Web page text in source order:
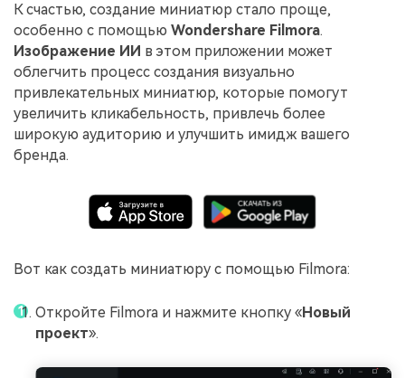
К счастью, создание миниатюр стало проще,
особенно с помощью Wondershare Filmora.
Изображение ИИ в этом приложении может
облегчить процесс создания визуально
привлекательных миниатюр, которые помогут
увеличить кликабельность, привлечь более
широкую аудиторию и улучшить имидж вашего
бренда.
Вот как создать миниатюру с помощью Filmora:
Откройте Filmora и нажмите кнопку «Новый
проект».